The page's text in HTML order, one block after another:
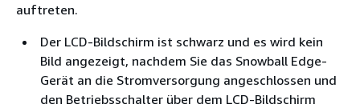
auftreten.
Der LCD-Bildschirm ist schwarz und es wird kein
Bild angezeigt, nachdem Sie das Snowball Edge-
Gerät an die Stromversorgung angeschlossen und
den Betriebsschalter über dem LCD-Bildschirm